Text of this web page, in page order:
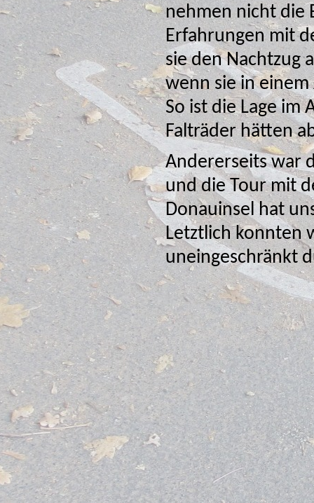
nehmen nicht die
Erfahrungen mit dem Nachtzug hat, hat uns verraten, dass
sie den Nachtzug aufgrund der
wenn sie in
So ist die Lage im
Andererseits war
und die Tour mit den Falträdern durch Wien und über die
Donauinsel hat uns für
Letztlich konnten
uneingeschränkt